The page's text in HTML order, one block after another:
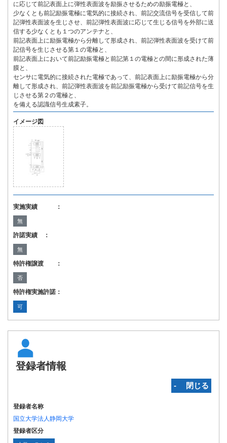
に応じて前記表面上に弾性表面波を励振させるための励振電極と、
少なくとも前記励振電極に電気的に接続され、前記交流信号を受信して前
記弾性表面波を生じさせ、前記弾性表面波に応じて生じる信号を外部に送
信する少なくとも１つのアンテナと、
前記表面上に励振電極から分離して形成され、前記弾性表面波を受けて前
記信号を生じさせる第１の電極と、
前記表面上において前記励振電極と前記第１の電極との間に形成された薄
膜と、
センサに電気的に接続された電極であって、前記表面上に励振電極から分
離して形成され、前記弾性表面波を前記励振電極から受けて前記信号を生
じさせる第２の電極と、
を備える認識信号生成素子。
イメージ図
実施実績 ：
無
許諾実績 ：
無
特許権譲渡 ：
否
特許権実施許諾：
可
登録者情報
‐ 閉じる
登録者名称
国立大学法人静岡大学
登録者区分